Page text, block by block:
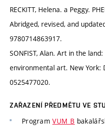
RECKITT, Helena. a Peggy.
Abridged, revised, and
9780714863917.
SONFIST, Alan. Art in the
environmental art. New York:
0525477020.
ZAŘAZENÍ PŘEDMĚTU VE
ProgramVUM_B